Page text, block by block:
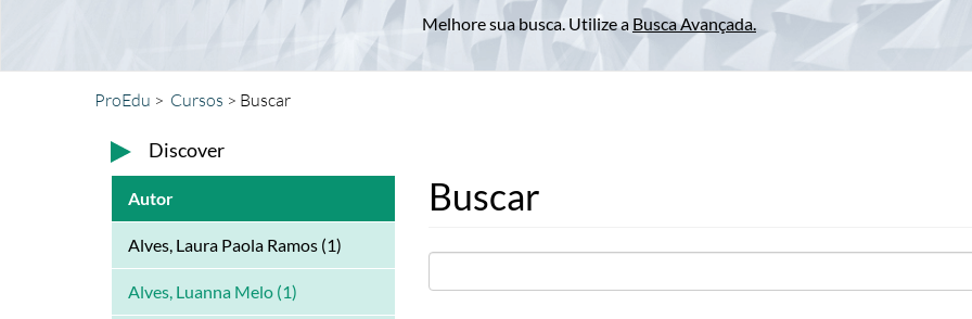
Melhore sua busca. Utilize a Busca Avançada.
ProEdu Cursos Buscar
Discover
Autor
Alves, Laura Paola Ramos (1)
Alves, Luanna Melo (1)
Buscar